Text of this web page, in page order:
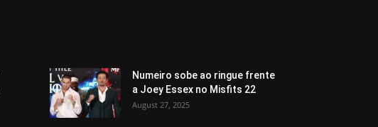
Numeiro sobe ao ringue frente
a Joey Essex no Misfits 22
August 27, 2025